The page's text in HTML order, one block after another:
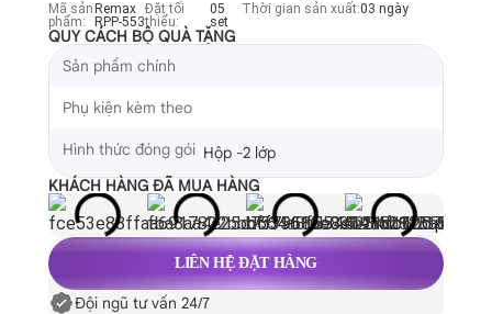
Mã sản
phẩm:
Remax
RPP-553
Đặt tối
thiểu:
05
set
Thời gian sản xuất:03 ngày
QUY CÁCH BỘ QUÀ TẶNG
Sản phẩm chính
Phụ kiện kèm theo
Hình thức đóng gói Hộp -2 lớp
KHÁCH HÀNG ĐÃ MUA HÀNG
LIÊN HỆ ĐẶT HÀNG
Đội ngũ tư vấn 24/7